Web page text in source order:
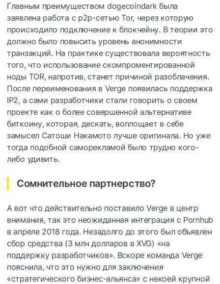
Главным преимуществом dogecoindark была
заявлена работа с p2p-сетью Tor, через которую
происходило подключение к блокчейну. В теории это
должно было повысить уровень анонимности
транзакций. На практике существовала вероятность
того, что использование скомпроментированной
ноды TOR, напротив, станет причиной разоблачения.
После переименования в Verge появилась поддержка
IP2, а сами разработчики стали говорить о своем
проекте как о более совершенной альтернативе
биткоину, которая, дескать, воплощает в себе
замысел Сатоши Накамото лучше оригинала. Но уже
тогда подобной саморекламой было трудно кого-
либо удивить.
Сомнительное партнерство?
А вот что действительно поставило Verge в центр
внимания, так это неожиданная интеграция с Pornhub
в апреле 2018 года. Незадолго до этого был объявлен
сбор средства (3 млн долларов в XVG) «на
поддержку разработчиков». Вскоре команда Verge
пояснила, что это нужно для заключения
«стратегического бизнес-альянса» с некоей крупной